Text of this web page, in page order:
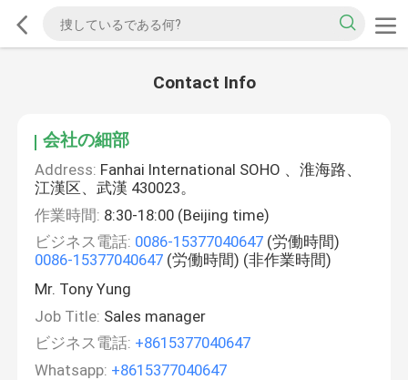
Contact Info
会社の細部
Address: Fanhai International SOHO 、淮海路、
江漢区、武漢 430023。
作業時間: 8:30-18:00 (Beijing time)
ビジネス電話: 0086-15377040647 (労働時間)
0086-15377040647 (労働時間) (非作業時間)
Mr. Tony Yung
Job Title: Sales manager
ビジネス電話: +8615377040647
Whatsapp: +8615377040647